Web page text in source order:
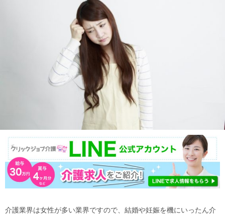
介護業界は女性が多い業界ですので、結婚や妊娠を機にいったん介